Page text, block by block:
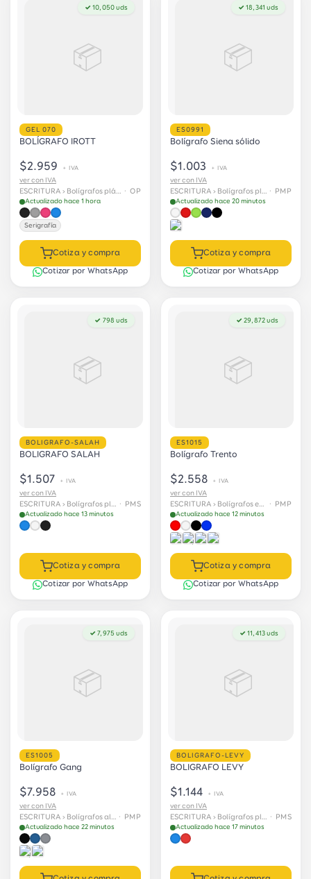
📦
✓ 10,050 uds
GEL 070
BOLÍGRAFO IROTT
$2.959 + IVA
ver con IVA
· OP
Actualizado hace 1 hora
Serigrafía
Cotiza y compra
Cotizar por WhatsApp
📦
✓ 18,341 uds
ES0991
Bolígrafo Siena sólido
$1.003 + IVA
ver con IVA
· PMP
Actualizado hace 20 minutos
Cotiza y compra
Cotizar por WhatsApp
📦
✓ 798 uds
BOLIGRAFO-SALAH
BOLIGRAFO SALAH
$1.507 + IVA
ver con IVA
· PMS
Actualizado hace 13 minutos
Cotiza y compra
Cotizar por WhatsApp
📦
✓ 29,872 uds
ES1015
Bolígrafo Trento
$2.558 + IVA
ver con IVA
· PMP
Actualizado hace 12 minutos
Cotiza y compra
Cotizar por WhatsApp
📦
✓ 7,975 uds
ES1005
Bolígrafo Gang
$7.958 + IVA
ver con IVA
· PMP
Actualizado hace 22 minutos
📦
✓ 11,413 uds
BOLIGRAFO-LEVY
BOLIGRAFO LEVY
$1.144 + IVA
ver con IVA
· PMS
Actualizado hace 17 minutos